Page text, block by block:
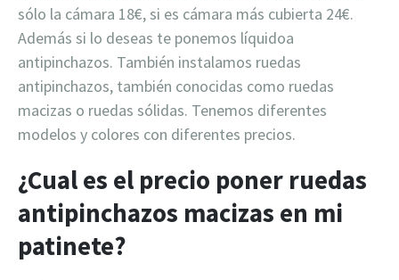
sólo la cámara 18€, si es cámara más cubierta 24€.
Además si lo deseas te ponemos líquidoa
antipinchazos. También instalamos ruedas
antipinchazos, también conocidas como ruedas
macizas o ruedas sólidas. Tenemos diferentes
modelos y colores con diferentes precios.
¿Cual es el precio poner ruedas
antipinchazos macizas en mi
patinete?